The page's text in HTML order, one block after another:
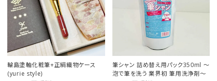
輪島塗軸化粧筆+正絹織物ケース
(yurie style)
筆シャン 詰め替え用パック350ml ～
泡で筆を洗う 業界初 筆用洗浄剤～